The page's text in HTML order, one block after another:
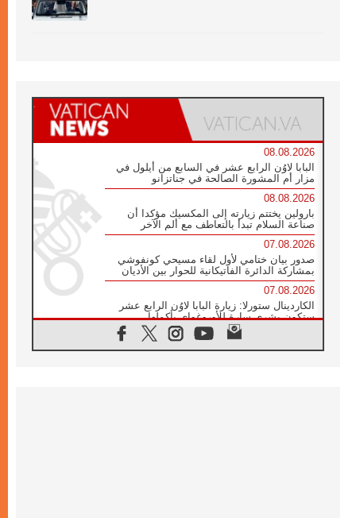
08.08.2026
البابا لاوُن الرابع عشر في السابع من أيلول في
مزار أم المشورة الصالحة في جناتزانو
08.08.2026
بارولين يختتم زيارته إلى المكسيك مؤكدا أن
صناعة السلام تبدأ بالتعاطف مع ألم الآخر
07.08.2026
صدور بيان ختامي لأول لقاء مسيحي كونفوشي
بمشاركة الدائرة الفاتيكانية للحوار بين الأديان
07.08.2026
الكاردينال ستورلا: زيارة البابا لاوُن الرابع عشر
ستكون بشرى سارة للأوروغواي بأكملها
الفاتيكان يعلن برنامج الزيارة الرسولية للبابا لاوُن